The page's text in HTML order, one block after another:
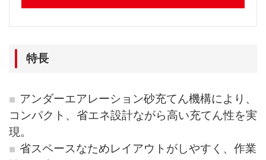
特長
アンダーエアレーション砂充てん機構により、
コンパクト、省エネ設計ながら高い充てん性を実
現。
省スペースなためレイアウトがしやすく、作業